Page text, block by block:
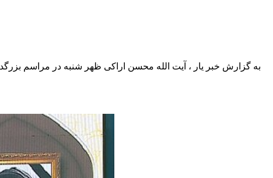
به گزارش خبر یار ، آیت الله محسن اراکی ظهر شنبه در مراسم